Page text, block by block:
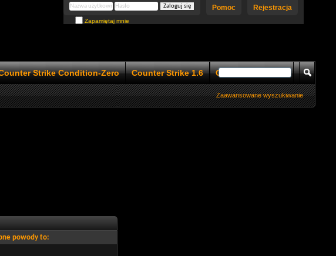
Rejestracja
Pomoc
Zapamiętaj mnie
Strike Condition-Zero Counter Strike 1.6 Counter Strike 1.5
Zaawansowane wyszukiwanie
powody to: